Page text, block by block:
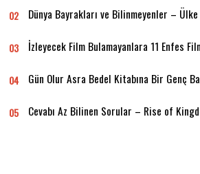
02 Dünya Bayrakları ve Bilinmeyenler –
03 İzleyecek Film Bulamayanlara 11 Enfes
04 Gün Olur Asra Bedel Kitabına Bir Genç
05 Cevabı Az Bilinen Sorular – Rise of